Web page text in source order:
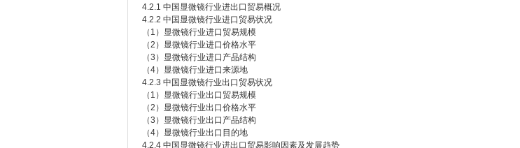
4.2.1 中国显微镜行业进出口贸易概况
4.2.2 中国显微镜行业进口贸易状况
（1）显微镜行业进口贸易规模
（2）显微镜行业进口价格水平
（3）显微镜行业进口产品结构
（4）显微镜行业进口来源地
4.2.3 中国显微镜行业出口贸易状况
（1）显微镜行业出口贸易规模
（2）显微镜行业出口价格水平
（3）显微镜行业出口产品结构
（4）显微镜行业出口目的地
4.2.4 中国显微镜行业进出口贸易影响因素及发展趋势